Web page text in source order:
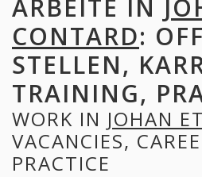
ARBEITE IN
CONTARD:
STELLEN,
TRAINING,
WORK IN JOHAN
VACANCIES,
PRACTICE